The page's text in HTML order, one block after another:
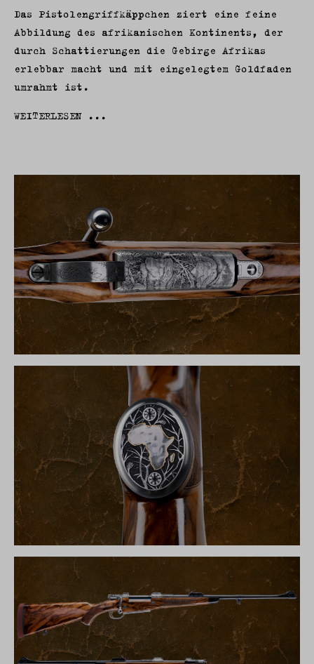
Das Pistolengriffkäppchen ziert eine feine
Abbildung des afrikanischen Kontinents, der
durch Schattierungen die Gebirge Afrikas
erlebbar macht und mit eingelegtem Goldfaden
umrahmt ist.
WEITERLESEN ...